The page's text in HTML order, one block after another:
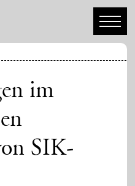
im
SIK-